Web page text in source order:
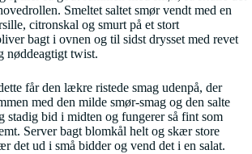
Smeltet saltet smør vendt med en
citronskal og smurt på et stort
bagt i ovnen og til sidst drysset med revet
nøddeagtigt twist.
får den lækre ristede smag udenpå, der
med den milde smør-smag og den salte
stadig bid i midten og fungerer så fint som
Server bagt blomkål helt og skær store
det ud i små bidder og vend det i en salat.